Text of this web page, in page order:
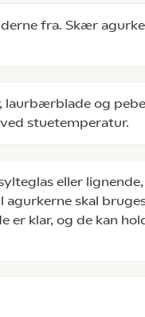
fra. Skær
laurbærblade og
stuetemperatur.
eller
agurkerne skal
klar, og de kan